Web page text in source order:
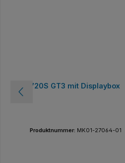
720S GT3 mit Displaybox
Produktnummer: MK01-27064-01